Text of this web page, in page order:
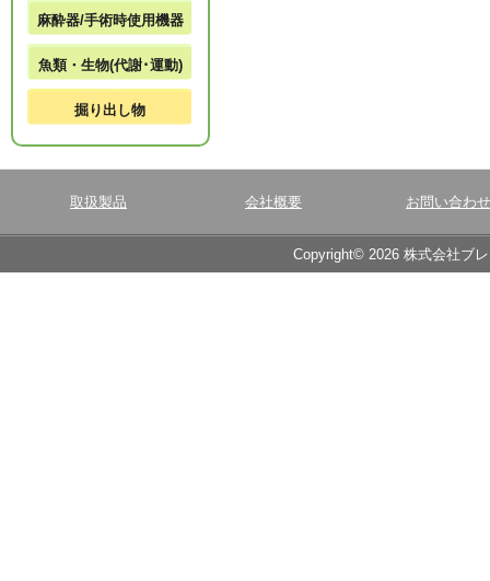
麻酔器/手術時使用機器
魚類・生物(代謝･運動)
掘り出し物
取扱製品 会社概要 お問い合わせ
Copyright© 2026 株式会社ブ